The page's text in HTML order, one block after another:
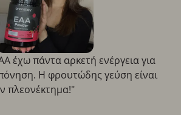
έχω πάντα αρκετή ενέργεια για
Η φρουτώδης γεύση είναι
πλεονέκτημα!"